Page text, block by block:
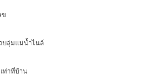
ข
บลุ่มแม่นํ้าไนล์
ท่าที่บ้าน